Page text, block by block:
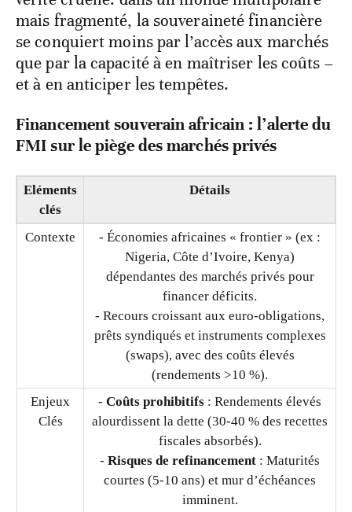
mais fragmenté, la souveraineté financière
se conquiert moins par l’accès aux marchés
que par la capacité à en maîtriser les coûts –
et à en anticiper les tempêtes.
Financement souverain africain : l’alerte du
FMI sur le piège des marchés privés
Eléments
clés
Détails
Contexte
- Économies africaines « frontier » (ex :
Nigeria, Côte d’Ivoire, Kenya)
dépendantes des marchés privés pour
financer déficits.
- Recours croissant aux euro-obligations,
prêts syndiqués et instruments complexes
(swaps), avec des coûts élevés
(rendements >10 %).
Enjeux
Clés
- Coûts prohibitifs : Rendements élevés
alourdissent la dette (30-40 % des recettes
fiscales absorbés).
- Risques de refinancement : Maturités
courtes (5-10 ans) et mur d’échéances
imminent.